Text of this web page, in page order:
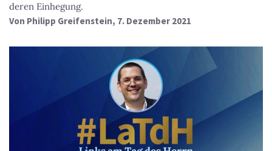
deren Einhegung.
Von Philipp Greifenstein, 7. Dezember 2021